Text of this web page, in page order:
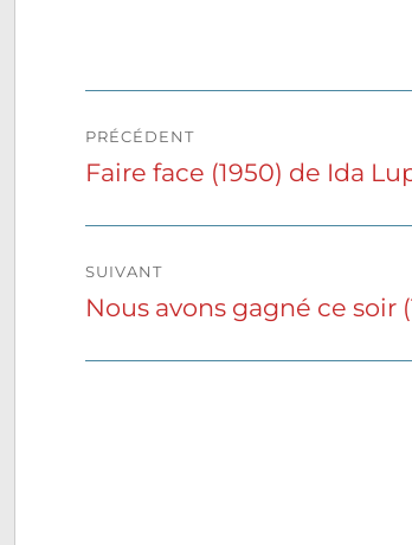
de
PRÉCÉDENT
Publication
Faire face (1950) de Ida
SUIVANT
Publication
Nous avons gagné ce soir